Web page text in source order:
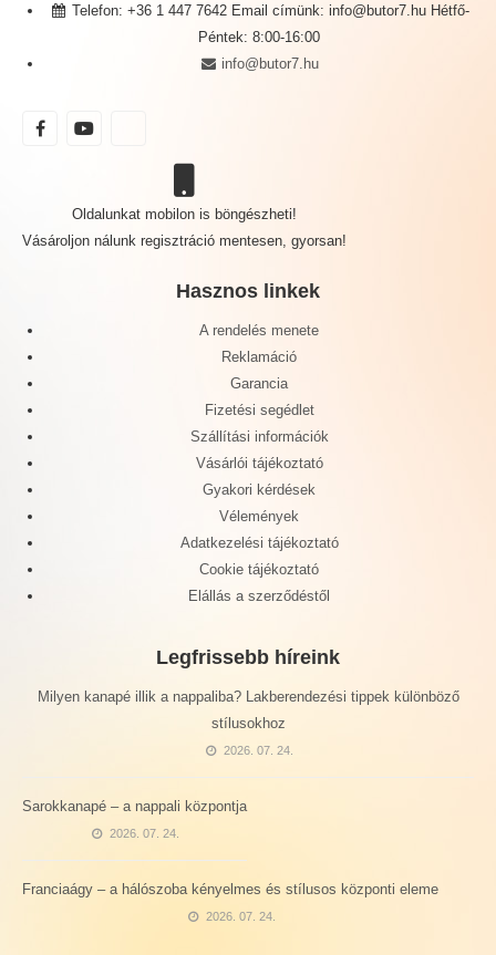
Telefon: +36 1 447 7642 Email címünk: info@butor7.hu Hétfő-
Péntek: 8:00-16:00
info@butor7.hu
Oldalunkat mobilon is böngészheti!
Vásároljon nálunk regisztráció mentesen, gyorsan!
Hasznos linkek
A rendelés menete
Reklamáció
Garancia
Fizetési segédlet
Szállítási információk
Vásárlói tájékoztató
Gyakori kérdések
Vélemények
Adatkezelési tájékoztató
Cookie tájékoztató
Elállás a szerződéstől
Legfrissebb híreink
Milyen kanapé illik a nappaliba? Lakberendezési tippek különböző
stílusokhoz
2026. 07. 24.
Sarokkanapé – a nappali központja
2026. 07. 24.
Franciaágy – a hálószoba kényelmes és stílusos központi eleme
2026. 07. 24.